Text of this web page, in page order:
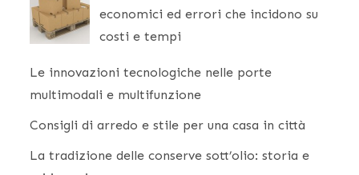
economici ed errori che incidono su
costi e tempi
Le innovazioni tecnologiche nelle porte
multimodali e multifunzione
Consigli di arredo e stile per una casa in città
La tradizione delle conserve sott’olio: storia e